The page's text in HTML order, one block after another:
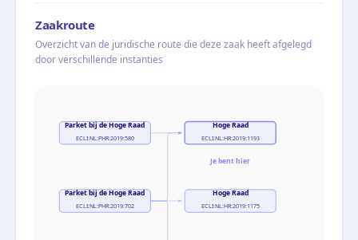
Zaakroute
Overzicht van de juridische route die deze zaak heeft afgelegd
door verschillende instanties
Parket bij de Hoge Raad
ECLI:NL:PHR:2019:580
Parket bij de Hoge Raad
ECLI:NL:PHR:2019:702
Hoge Raad
ECLI:NL:HR:2019:1193
Je bent hier
Hoge Raad
ECLI:NL:HR:2019:1175